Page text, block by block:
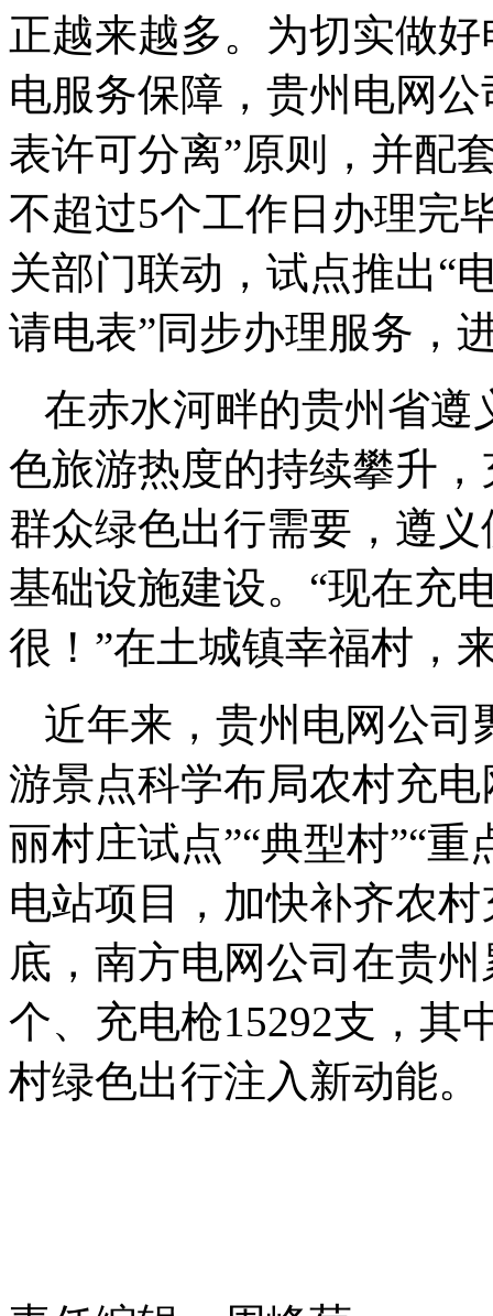
正越来越多。为切实做
电服务保障，贵州电网
表许可分离”原则，并配
不超过5个工作日办理完
关部门联动，试点推出“
请电表”同步办理服务，
在赤水河畔的贵州省遵
色旅游热度的持续攀升
群众绿色出行需要，遵
基础设施建设。“现在充
很！”在土城镇幸福村，
近年来，贵州电网公司
游景点科学布局农村充
丽村庄试点”“典型村”“
电站项目，加快补齐农
底，南方电网公司在贵
个、充电枪15292支，其
村绿色出行注入新动能。